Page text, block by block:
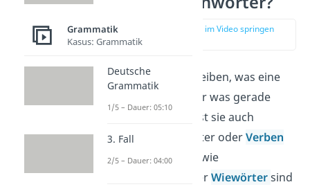
zur Stelle im Video springen
Tunwörter beschreiben, was eine
oder was gerade
. Du kannst sie auch
Zeitwörter, Tuwörter oderVerben
nennen. Genauso wie
oderWiewörtersind
Grammatik
Kasus: Grammatik
Deutsche
Grammatik
1/5 – Dauer: 05:10
3. Fall
2/5 – Dauer: 04:00